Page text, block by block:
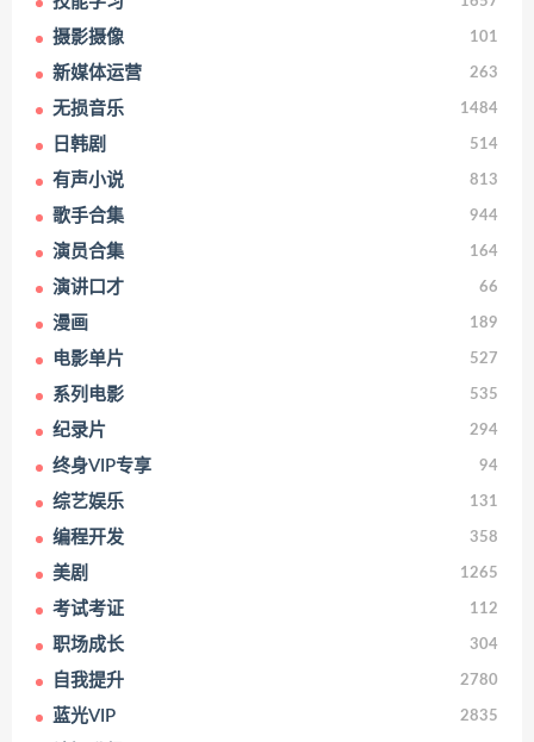
摄影摄像 101
新媒体运营 263
无损音乐 1484
日韩剧 514
有声小说 813
歌手合集 944
演员合集 164
演讲口才 66
漫画 189
电影单片 527
系列电影 535
纪录片 294
终身VIP专享 94
综艺娱乐 131
编程开发 358
美剧 1265
考试考证 112
职场成长 304
自我提升 2780
蓝光VIP 2835